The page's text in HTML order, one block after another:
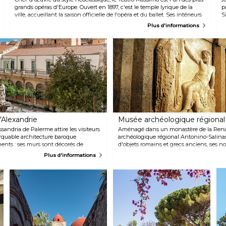
grands opéras d'Europe. Ouvert en 1897, c'est le temple lyrique de la
ville, accueillant la saison officielle de l'opéra et du ballet. Ses intérieurs
flamboyants peuvent être explorés lors d'une visite de 30 minutes,
Plus d'informations
de Palerme attire les visiteurs
architecture baroque
: ses murs sont décorés de
aussi des fresques éclatantes,
La boulangerie, à l'intérieur, vend
recettes qui sont utilisées dans les
siècles.
Plus d'informations
Musée archéologique
Aménagé dans un monastère de la
archéologique régional Antonino-
d'objets romains et grecs anciens, ses
majeure partie de l'histoire de Palerme.